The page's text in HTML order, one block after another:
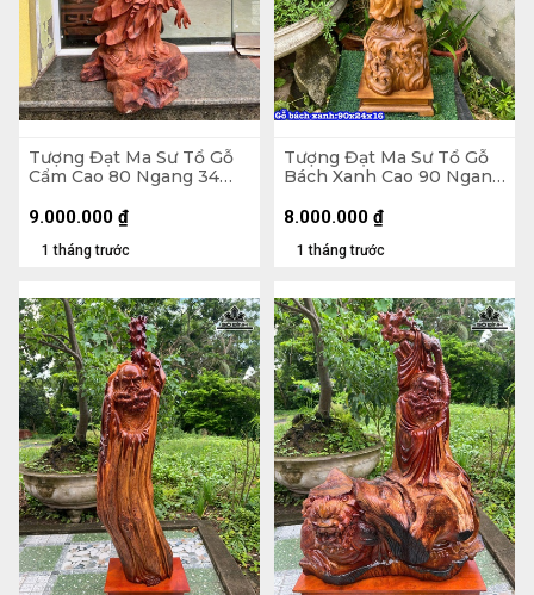
Tượng Đạt Ma Sư Tổ Gỗ
Cẩm Cao 80 Ngang 34
1 tháng trước
9.000.000 ₫
Tượng Đạt Ma Sư Tổ Gỗ
Bách Xanh Cao 90 Ngang
1 tháng trước
8.000.000 ₫